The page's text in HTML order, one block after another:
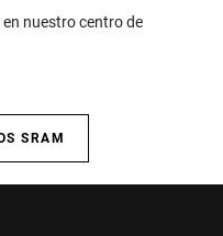
nuestro centro de
SRAM